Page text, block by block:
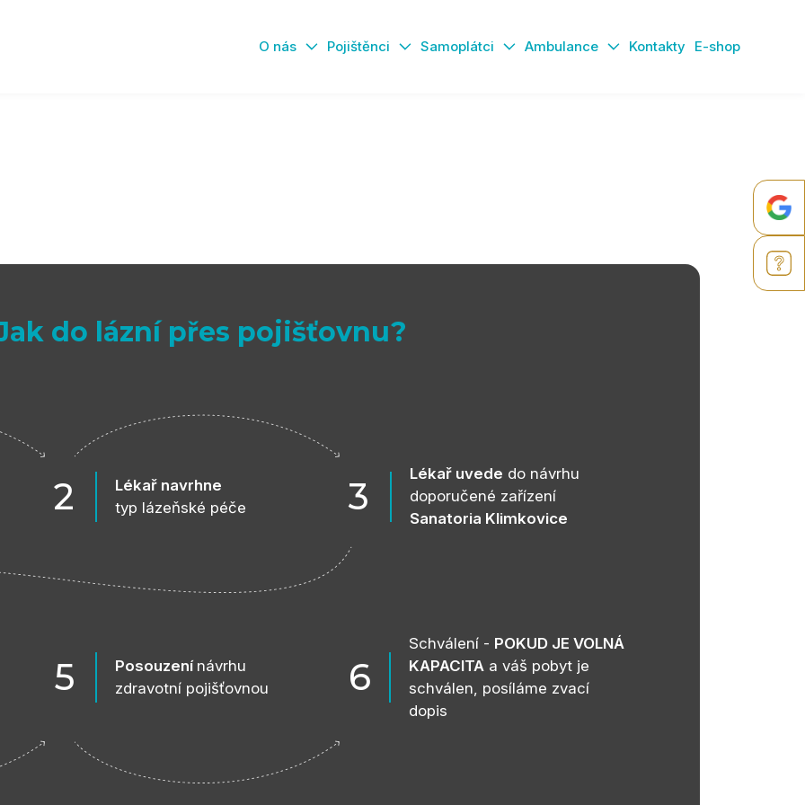
O nás Pojištěnci Samoplátci Ambulance Kontakty E-shop
do lázní přes pojišťovnu?
2
Lékař navrhne
typ lázeňské péče
3
Lékař uvede do návrhu
doporučené zařízení
Sanatoria Klimkovice
5 Posouzení návrhu
zdravotní pojišťovnou
6
Schválení - POKUD JE VOLNÁ
KAPACITA a váš pobyt je
schválen, posíláme zvací
dopis